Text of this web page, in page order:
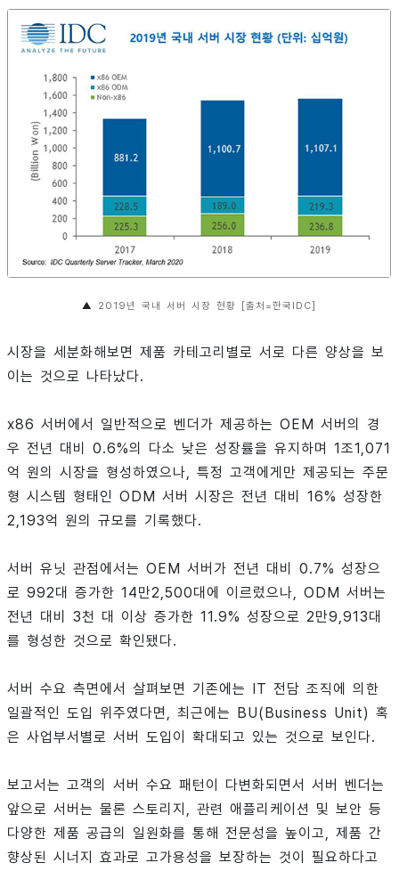
▲ 2019년 국내 서버 시장 현황 [출처=한국IDC]
시장을 세분화해보면 제품 카테고리별로 서로 다른 양상을 보
이는 것으로 나타났다.
x86 서버에서 일반적으로 벤더가 제공하는 OEM 서버의 경
우 전년 대비 0.6%의 다소 낮은 성장률을 유지하며 1조1,071
억 원의 시장을 형성하였으나, 특정 고객에게만 제공되는 주문
형 시스템 형태인 ODM 서버 시장은 전년 대비 16% 성장한
2,193억 원의 규모를 기록했다.
서버 유닛 관점에서는 OEM 서버가 전년 대비 0.7% 성장으
로 992대 증가한 14만2,500대에 이르렀으나, ODM 서버는
전년 대비 3천 대 이상 증가한 11.9% 성장으로 2만9,913대
를 형성한 것으로 확인됐다.
서버 수요 측면에서 살펴보면 기존에는 IT 전담 조직에 의한
일괄적인 도입 위주였다면, 최근에는 BU(Business Unit) 혹
은 사업부서별로 서버 도입이 확대되고 있는 것으로 보인다.
보고서는 고객의 서버 수요 패턴이 다변화되면서 서버 벤더는
앞으로 서버는 물론 스토리지, 관련 애플리케이션 및 보안 등
다양한 제품 공급의 일원화를 통해 전문성을 높이고, 제품 간
향상된 시너지 효과로 고가용성을 보장하는 것이 필요하다고